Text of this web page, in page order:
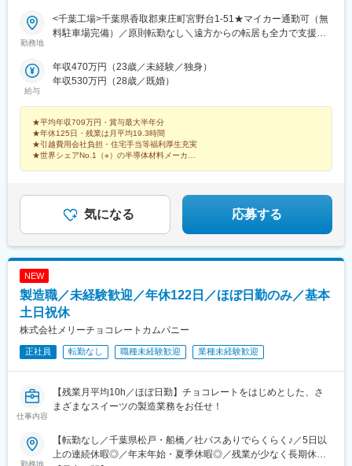
勤務地
<千葉工場>千葉県香取郡東庄町宮野台1-51★マイカー通勤可（無
料駐車場完備）／原則転勤なし＼遠方からの転居も全力で支援し
万円以上の支度金や住宅手当（世帯主：月1万3600円）も支給。
家賃相場も1LDKで3万円台～と安く、しっかり貯金できる環境で
す。 ※鹿島／神栖の工業地帯勤務経験者も歓迎！※受動喫煙対策：
迎
給与
年収470万円（23歳／未経験／独身）
年収530万円（28歳／既婚）
★平均年収709万円・賞与最大半年分
★年休125日・残業は月平均19.3時間
★引越費用会社負担・住宅手当等福利厚生充実
★世界シェアNo.1（※）の半導体材料メーカー
気になる 応募する
NEW
製造職／未経験歓迎／年休122日／ほぼ日勤のみ／基本
土日祝休
株式会社メリーチョコレートカムパニー
正社員 転勤なし 職種未経験歓迎 業種未経験歓迎
仕事内容
【残業月平均10h／ほぼ日勤】チョコレートをはじめとした、さ
まざまなスイーツの製造業務をお任せ！
勤務地
【転勤なし／千葉県松戸・船橋／社バスありでらくらく♪／5日以
上の連続休暇◎／年末年始・夏季休暇◎／残業が少なく長期休暇